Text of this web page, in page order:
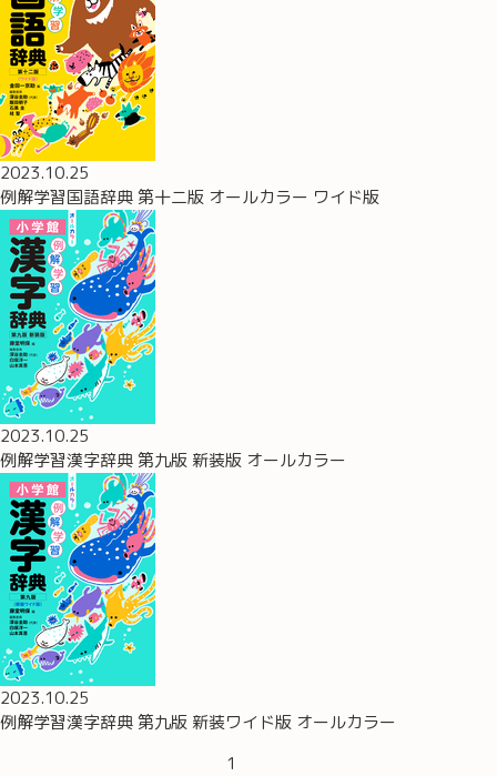
2023.10.25
例解学習国語辞典 第十二版 オールカラー ワイド版
2023.10.25
例解学習漢字辞典 第九版 新装版 オールカラー
2023.10.25
例解学習漢字辞典 第九版 新装ワイド版 オールカラー
1